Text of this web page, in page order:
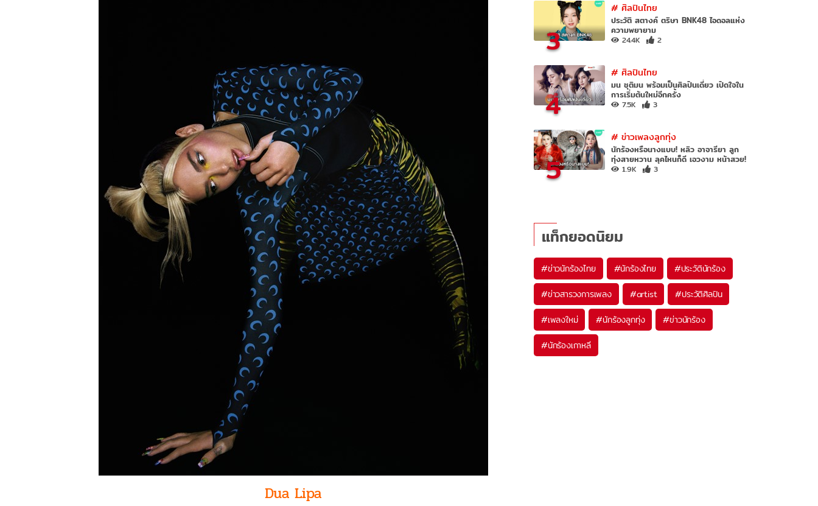
Dua Lipa
3
# ศิลปินไทย
ประวัติ สตางค์ ตริษา BNK48 ไอดอลแห่ง
ความพยายาม
24.4K 2
4
# ศิลปินไทย
มน ชุติมน พร้อมเป็นศิลปินเดี่ยว เปิดใจใน
การเริ่มต้นใหม่อีกครั้ง
7.5K 3
5
# ข่าวเพลงลูกทุ่ง
นักร้องหรือนางแบบ! หลิว อาจารียา ลูก
ทุ่งสายหวาน ลุคไหนก็ดี เอวงาม หน้าสวย!
1.9K 3
แท็กยอดนิยม
#ข่าวนักร้องไทย #นักร้องไทย #ประวัตินักร้อง
#ข่าวสารวงการเพลง #artist #ประวัติศิลปิน
#เพลงใหม่ #นักร้องลูกทุ่ง #ข่าวนักร้อง
#นักร้องเกาหลี